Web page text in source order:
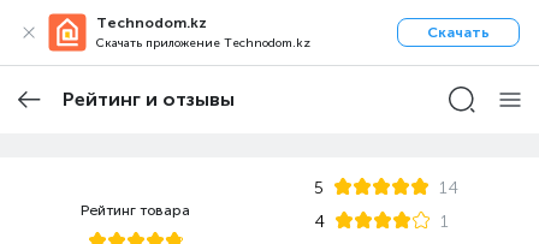
Technodom.kz
Скачать приложение Technodom.kz
Скачать
Рейтинг и отзывы
Рейтинг товара
5
14
4
1